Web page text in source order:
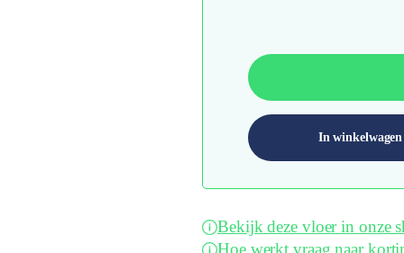
In winkelwagen
Bekijk deze vloer in onze
Hoe werkt vraag naar